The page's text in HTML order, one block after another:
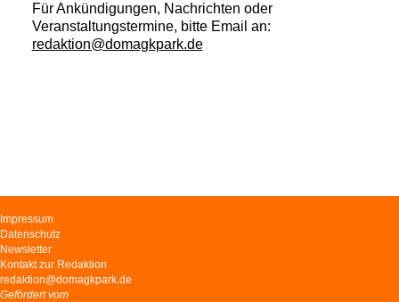
Für Ankündigungen, Nachrichten oder
Veranstaltungstermine, bitte Email an:
redaktion@domagkpark.de
Navigation
überspringen
Impressum
Datenschutz
Newsletter
Kontakt zur Redaktion
redaktion@domagkpark.de
Gefördert vom